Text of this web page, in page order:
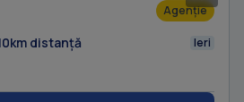
Agenție
distanță Ieri